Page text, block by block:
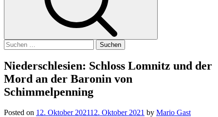
Suchen
nach:
Niederschlesien: Schloss Lomnitz und der
Mord an der Baronin von
Schimmelpenning
Posted on 12. Oktober 202112. Oktober 2021 by Mario Gast